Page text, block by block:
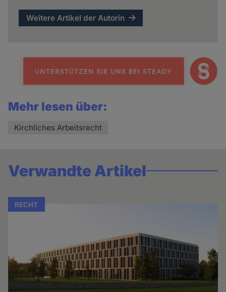
Weitere Artikel der Autorin
Mehr lesen über:
Kirchliches Arbeitsrecht
Verwandte Artikel
RECHT